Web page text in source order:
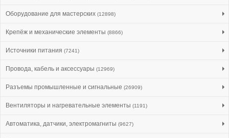
Оборудование для мастерских (12898)
Крепёж и механические элементы (8866)
Источники питания (7241)
Провода, кабель и аксессуары (12969)
Разъемы промышленные и сигнальные (26909)
Вентиляторы и нагревательные элементы (1191)
Автоматика, датчики, электромагниты (9627)